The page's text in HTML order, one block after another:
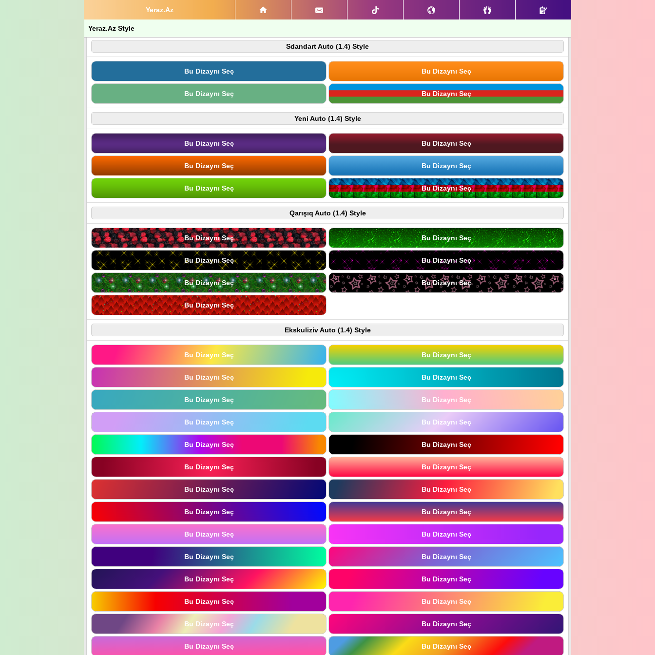
Yeraz.Az
Yeraz.Az Style
Sdandart Auto (1.4) Style
Bu Dizaynı Seç Bu Dizaynı Seç
Bu Dizaynı Seç Bu Dizaynı Seç
Yeni Auto (1.4) Style
Bu Dizaynı Seç Bu Dizaynı Seç
Bu Dizaynı Seç Bu Dizaynı Seç
Bu Dizaynı Seç Bu Dizaynı Seç
Qarışıq Auto (1.4) Style
Bu Dizaynı Seç Bu Dizaynı Seç
Bu Dizaynı Seç Bu Dizaynı Seç
Bu Dizaynı Seç Bu Dizaynı Seç
Bu Dizaynı Seç
Ekskuliziv Auto (1.4) Style
Bu Dizaynı Seç Bu Dizaynı Seç
Bu Dizaynı Seç Bu Dizaynı Seç
Bu Dizaynı Seç Bu Dizaynı Seç
Bu Dizaynı Seç Bu Dizaynı Seç
Bu Dizaynı Seç Bu Dizaynı Seç
Bu Dizaynı Seç Bu Dizaynı Seç
Bu Dizaynı Seç Bu Dizaynı Seç
Bu Dizaynı Seç Bu Dizaynı Seç
Bu Dizaynı Seç Bu Dizaynı Seç
Bu Dizaynı Seç Bu Dizaynı Seç
Bu Dizaynı Seç Bu Dizaynı Seç
Bu Dizaynı Seç Bu Dizaynı Seç
Bu Dizaynı Seç Bu Dizaynı Seç
Bu Dizaynı Seç Bu Dizaynı Seç